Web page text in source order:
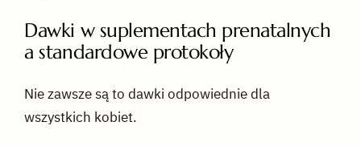
Dawki w suplementach prenatalnych
a standardowe protokoły
Nie zawsze są to dawki odpowiednie dla
wszystkich kobiet.